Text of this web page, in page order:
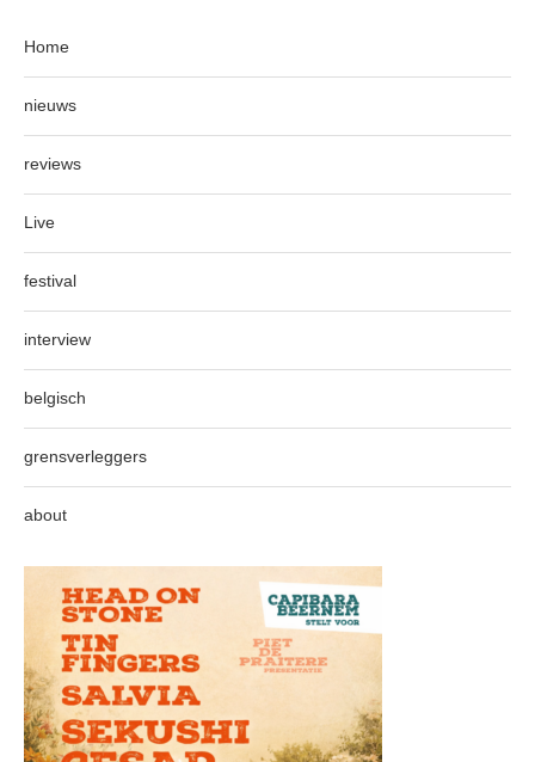
Home
nieuws
reviews
Live
festival
interview
belgisch
grensverleggers
about